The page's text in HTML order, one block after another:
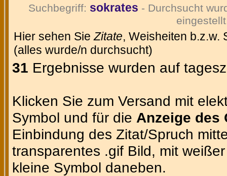
Suchbegriff: sokrates - Durchsucht
Hier sehen SieZitate, Weisheiten b.z.w.
(alles wurde/n durchsucht)
31 Ergebnisse wurden auf
Klicken Sie zum Versand mit
Symbol und für die Anzeige des
Einbindung des Zitat/Spruch
transparentes .gif Bild, mit
kleine Symbol daneben.